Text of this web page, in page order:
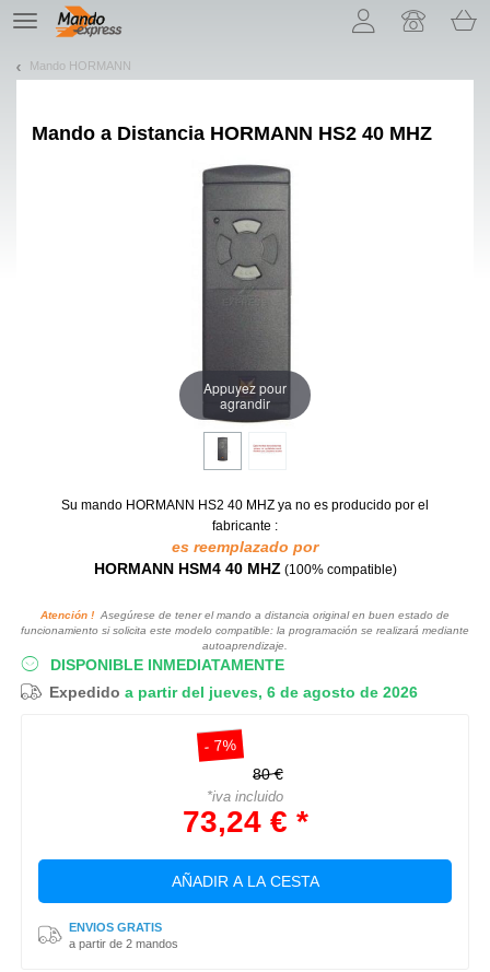
TE
navigation
Mando HORMANN
Mando a Distancia HORMANN HS2 40 MHZ
Appuyez pour
agrandir
Su mando HORMANN HS2 40 MHZ ya no es producido por el
fabricante :
es reemplazado por
HORMANN HSM4 40 MHZ (100% compatible)
Atención ! Asegúrese de tener el mando a distancia original en buen estado de
funcionamiento si solicita este modelo compatible: la programación se realizará mediante
autoaprendizaje.
DISPONIBLE INMEDIATAMENTE
Expedido a partir del jueves, 6 de agosto de 2026
- 7%
80 €
*iva incluido
73,24 € *
AÑADIR A LA CESTA
ENVIOS GRATIS
a partir de 2 mandos
¡Permítenos presentarte nuestras cookies!